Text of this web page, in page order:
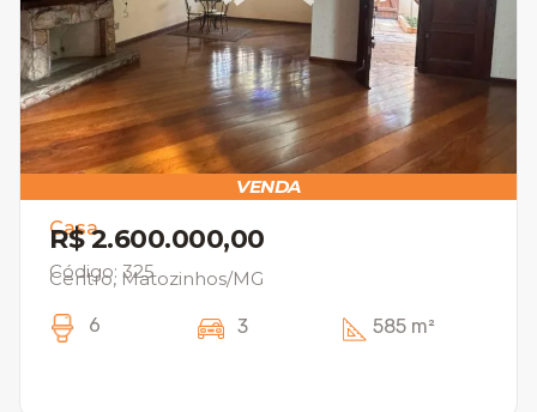
VENDA
Casa
R$ 2.600.000,00
Código: 325
Centro, Matozinhos/MG
6 3 585 m²